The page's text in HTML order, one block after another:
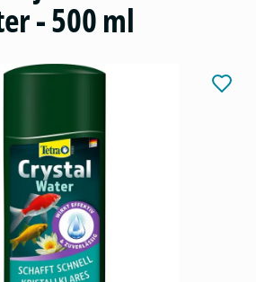
- 500 ml